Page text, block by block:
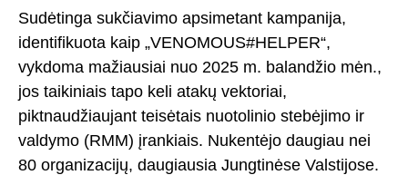
Sudėtinga sukčiavimo apsimetant kampanija,
identifikuota kaip „VENOMOUS#HELPER“,
vykdoma mažiausiai nuo 2025 m. balandžio mėn.,
jos taikiniais tapo keli atakų vektoriai,
piktnaudžiaujant teisėtais nuotolinio stebėjimo ir
valdymo (RMM) įrankiais. Nukentėjo daugiau nei
80 organizacijų, daugiausia Jungtinėse Valstijose.